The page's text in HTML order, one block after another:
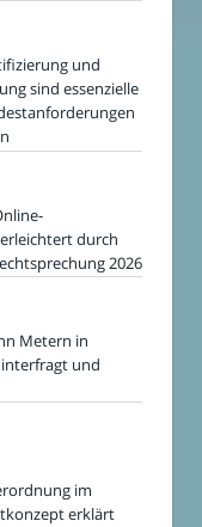
und
sind essenzielle
durch
2026
Metern in
und
im
erklärt